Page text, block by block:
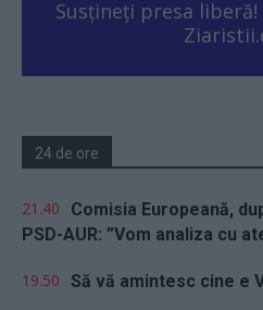
Susțineți presa
24 de ore
21.40
Comisia Europeană,
PSD-AUR: ”Vom analiza cu
19.50 Să vă amintesc cine e